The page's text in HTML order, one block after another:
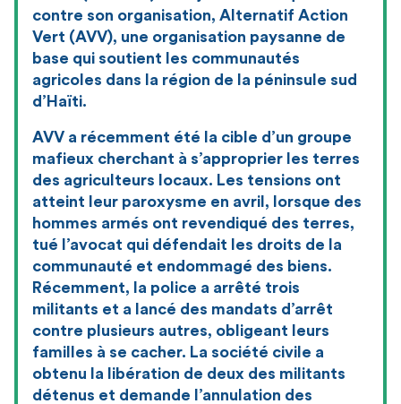
contre son organisation, Alternatif Action
Vert (AVV), une organisation paysanne de
base qui soutient les communautés
agricoles dans la région de la péninsule sud
d’Haïti.
AVV a récemment été la cible d’un groupe
mafieux cherchant à s’approprier les terres
des agriculteurs locaux. Les tensions ont
atteint leur paroxysme en avril, lorsque des
hommes armés ont revendiqué des terres,
tué l’avocat qui défendait les droits de la
communauté et endommagé des biens.
Récemment, la police a arrêté trois
militants et a lancé des mandats d’arrêt
contre plusieurs autres, obligeant leurs
familles à se cacher. La société civile a
obtenu la libération de deux des militants
détenus et demande l’annulation des